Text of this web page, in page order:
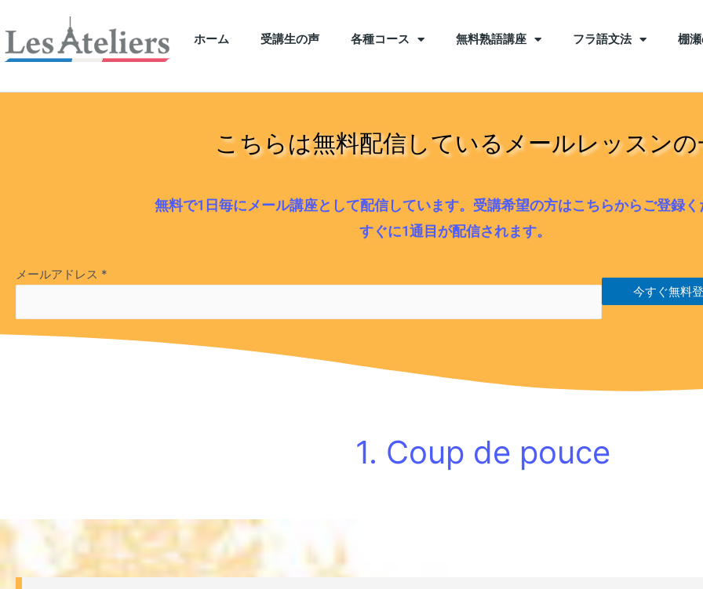
ホーム 受講生の声 各種コース 無料熟語講座 フラ語文法 棚
こちらは無料配信しているメールレッスン
無料で1日毎にメール講座として配信しています。受講希望の方はこちらからご登録
すぐに1通目が配信されます。
メールアドレス *
今すぐ無料
1. Coup de pouce